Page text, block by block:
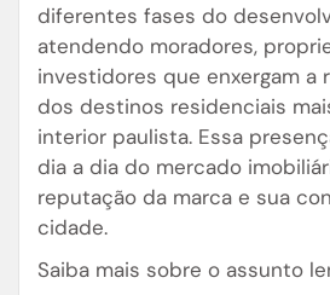
diferentes fases do
atendendo moradores,
investidores que enxergam a
dos destinos residenciais
interior paulista. Essa
dia a dia do mercado
reputação da marca e sua
cidade.
Saiba mais sobre o assunto